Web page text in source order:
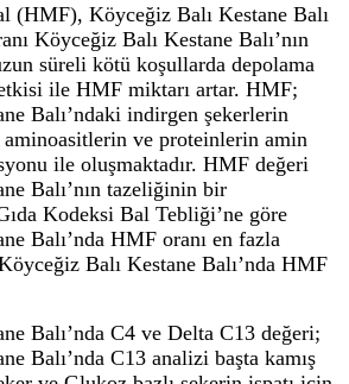
(HMF), Köyceğiz Balı Kestane Balı
Köyceğiz Balı Kestane Balı’nın
süreli kötü koşullarda depolama
ile HMF miktarı artar. HMF;
Balı’ndaki indirgen şekerlerin
ve proteinlerin amin
ile oluşmaktadır. HMF değeri
Balı’nın tazeliğinin bir
Kodeksi Bal Tebliği’ne göre
Balı’nda HMF oranı en fazla
Balı Kestane Balı’nda HMF
Balı’nda C4 ve Delta C13 değeri;
Balı’nda C13 analizi başta kamış